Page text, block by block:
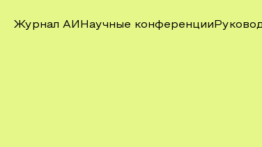
Журнал АИ Научные конференции